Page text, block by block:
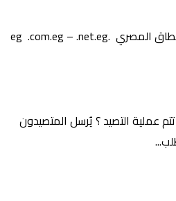
كل ماتريد معرفته عن حجز النطاق المصري .eg .com.eg – .net.eg
عملية التصيد ؟ يُرسل المتصيدون